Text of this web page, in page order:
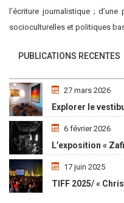
l’écriture journalistique ;
socioculturelles et politiques
PUBLICATIONS RECENTES
27 mars 2026
6 février 2026
17 juin 2025